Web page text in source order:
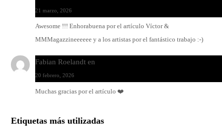
21 marzo, 2026
Awesome !!! Enhorabuena por el artículo Víctor &
MMMagazzineeeeee y a los artistas por el fantástico trabajo :-)
Fabian Roelandt en
20 febrero, 2026
Muchas gracias por el artículo ❤️
Etiquetas más utilizadas